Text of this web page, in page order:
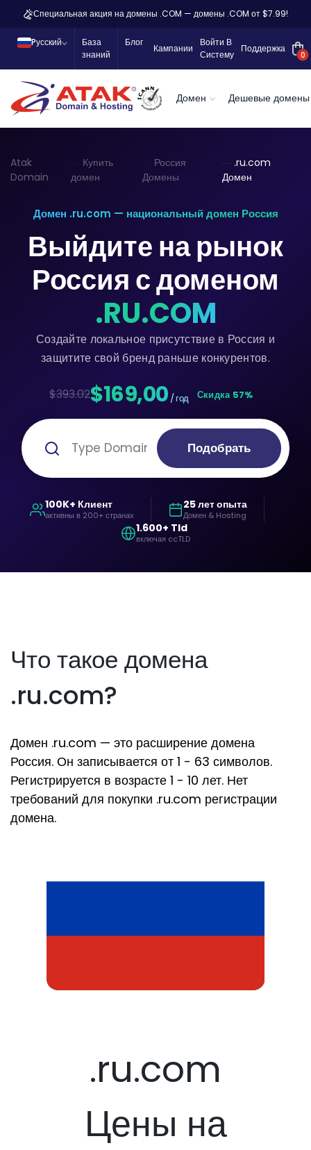
Специальная акция на домены .COM — домены .COM от $7.99!
Pусский
База
знаний
Блог
Кампании
Войти В
Систему
Поддержка
0
Домен Дешевые домены
Atak
Domain
Купить
домен
Россия
Домены
.ru.com
Домен
Домен .ru.com — национальный домен Россия
Выйдите на рынок
Россия с доменом
.RU.COM
Создайте локальное присутствие в Россия и
защитите свой бренд раньше конкурентов.
$393.02$169,00 / год Скидка 57%
Подобрать
100K+ Клиент
активны в 200+ странах
25 лет опыта
Домен & Hosting
1.600+ Tld
включая ccTLD
Что такое домена
.ru.com?
Домен .ru.com — это расширение домена
Россия. Он записывается от 1 - 63 символов.
Регистрируется в возрасте 1 - 10 лет. Нет
требований для покупки .ru.com регистрации
домена.
.ru.com
Цены на